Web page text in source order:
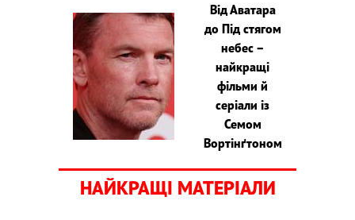
Від Аватара
до Під стягом
небес –
найкращі
фільми й
серіали із
Семом
Вортінґтоном
НАЙКРАЩІ МАТЕРІАЛИ